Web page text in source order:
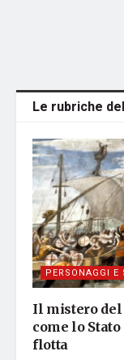
Le rubriche
PERSONAGGI E
Il mistero del
come lo
flotta